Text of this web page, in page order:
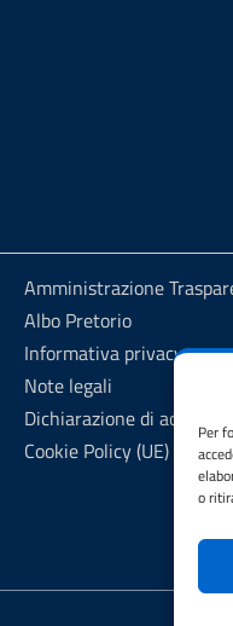
Per
o
Amministrazione
Albo Pretorio
Informativa privacy
Note legali
Dichiarazione di
Cookie Policy (UE)